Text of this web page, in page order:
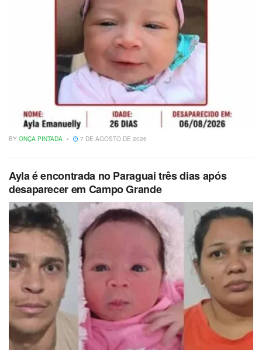
BY ONÇA PINTADA 7 DE AGOSTO DE 2026
Ayla é encontrada no Paraguai três dias após
desaparecer em Campo Grande